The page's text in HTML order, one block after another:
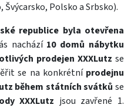
Polsko a Srbsko).
republice byla otevřena
nachází 10 domů nábytku
prodejen XXXLutz se
se na konkrétní prodejnu
během státních svátků se
XXXLutz jsou zavřené 1.